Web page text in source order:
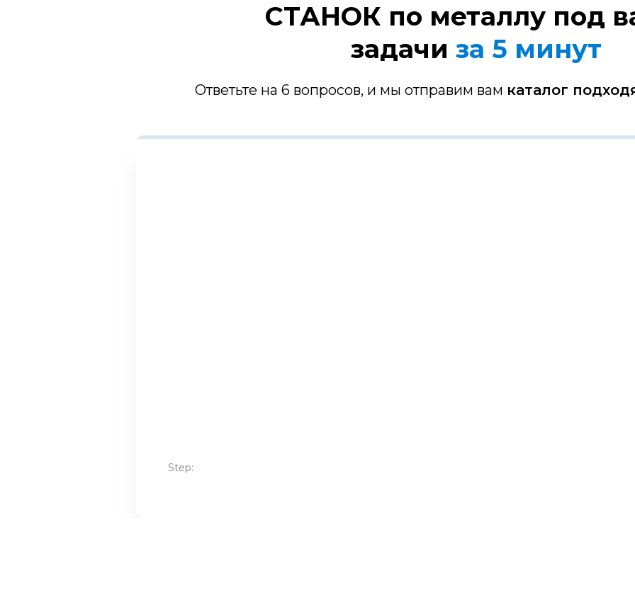
СТАНОК по металлу под
задачи за 5 минут
Ответьте на 6 вопросов, и мы отправим вам каталог
Step: